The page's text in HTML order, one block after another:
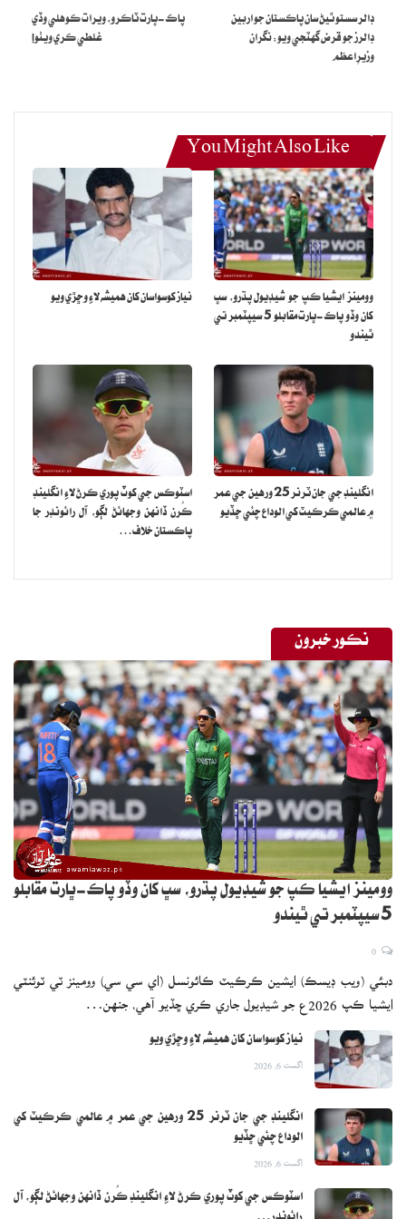
ڊالر سستو ٿيڻ سان پاڪستان جو اربين
ڊالرز جو قرض گهٽجي ويو: نگران
وزيرِاعظم
پاڪ-ڀارت ٽاڪرو، ويرات ڪوهلي وڏي
غلطي ڪري ويٺو!
You Might Also Like
وومينز ايشيا ڪپ جو شيڊيول پڌرو، سڀ
کان وڏو پاڪ-ڀارت مقابلو 5 سيپٽمبر تي
ٿيندو
نياز کوسواسان کان هميشه لاءِ وڇڙي ويو
انگلينڊ جي جان ٽرنر 25 ورهين جي عمر
۾ عالمي ڪرڪيٽ کي الوداع چئي ڇڏيو
اسٽوڪس جي کوٽ پوري ڪرڻ لاءِ انگلينڊ
ڪُرن ڏانهن وجهائڻ لڳو، آل رائونڊر جا
پاڪستان خلاف…
نڪور خبرون
وومينز ايشيا ڪپ جو شيڊيول پڌرو، سڀ کان وڏو پاڪ-ڀارت مقابلو
5 سيپٽمبر تي ٿيندو
دبئي (ويب ڊيسڪ) ايشين ڪرڪيٽ ڪائونسل (اي سي سي) وومينز ٽي ٽوئنٽي
ايشيا ڪپ 2026ع جو شيڊيول جاري ڪري ڇڏيو آهي، جنهن…
نياز کوسواسان کان هميشه لاءِ وڇڙي ويو
اگست 6, 2026
انگلينڊ جي جان ٽرنر 25 ورهين جي عمر ۾ عالمي ڪرڪيٽ کي
الوداع چئي ڇڏيو
اگست 6, 2026
اسٽوڪس جي کوٽ پوري ڪرڻ لاءِ انگلينڊ ڪُرن ڏانهن وجهائڻ لڳو، آل